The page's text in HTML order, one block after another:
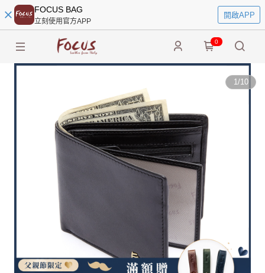
FOCUS BAG
立刻使用官方APP
開啟APP
0
1/10